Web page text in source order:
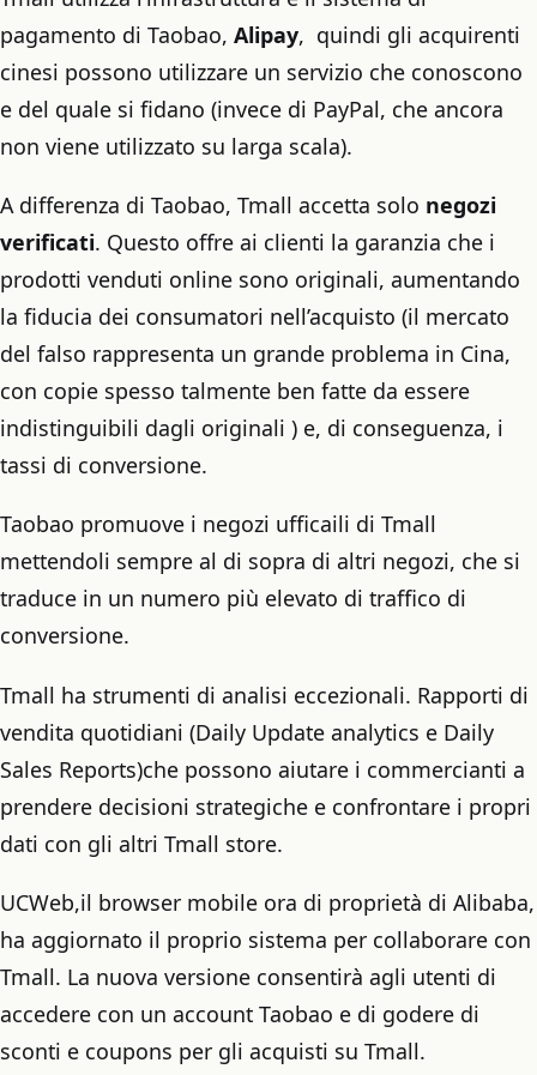
pagamento di Taobao, Alipay, quindi gli acquirenti
cinesi possono utilizzare un servizio che conoscono
e del quale si fidano (invece di PayPal, che ancora
non viene utilizzato su larga scala).
A differenza di Taobao, Tmall accetta solo negozi
verificati. Questo offre ai clienti la garanzia che i
prodotti venduti online sono originali, aumentando
la fiducia dei consumatori nell’acquisto (il mercato
del falso rappresenta un grande problema in Cina,
con copie spesso talmente ben fatte da essere
indistinguibili dagli originali ) e, di conseguenza, i
tassi di conversione.
Taobao promuove i negozi ufficaili di Tmall
mettendoli sempre al di sopra di altri negozi, che si
traduce in un numero più elevato di traffico di
conversione.
Tmall ha strumenti di analisi eccezionali. Rapporti di
vendita quotidiani (Daily Update analytics e Daily
Sales Reports)che possono aiutare i commercianti a
prendere decisioni strategiche e confrontare i propri
dati con gli altri Tmall store.
UCWeb,il browser mobile ora di proprietà di Alibaba,
ha aggiornato il proprio sistema per collaborare con
Tmall. La nuova versione consentirà agli utenti di
accedere con un account Taobao e di godere di
sconti e coupons per gli acquisti su Tmall.